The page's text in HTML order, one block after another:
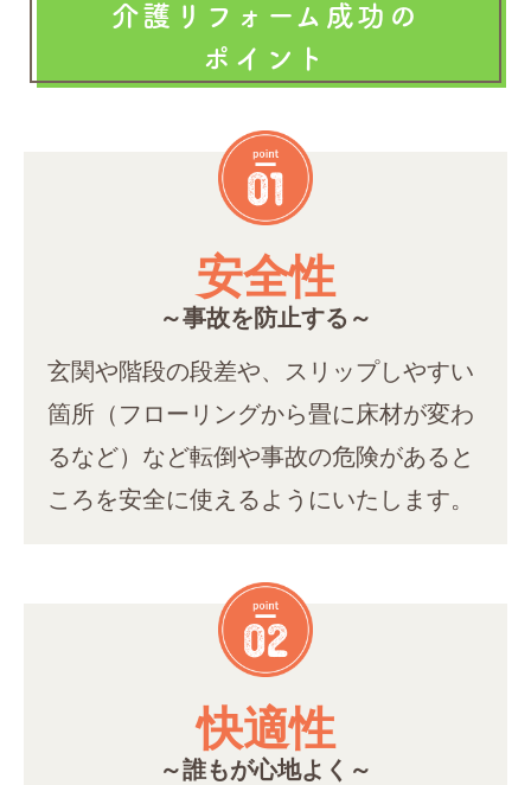
介護リフォーム成功の
ポイント
安全性
～事故を防止する～
玄関や階段の段差や、スリップしやすい
箇所（フローリングから畳に床材が変わ
るなど）など転倒や事故の危険があると
ころを安全に使えるようにいたします。
快適性
～誰もが心地よく～